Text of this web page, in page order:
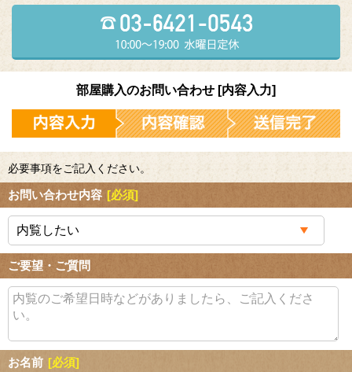
部屋購入のお問い合わせ [内容入力]
必要事項をご記入ください。
お問い合わせ内容 [必須]
ご要望・ご質問
お名前 [必須]